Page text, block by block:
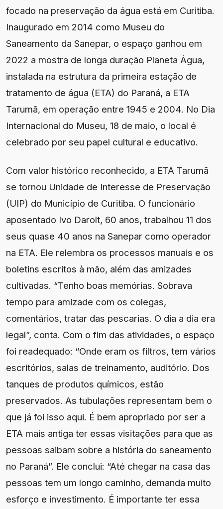
focado na preservação da água está em Curitiba.
Inaugurado em 2014 como Museu do
Saneamento da Sanepar, o espaço ganhou em
2022 a mostra de longa duração Planeta Água,
instalada na estrutura da primeira estação de
tratamento de água (ETA) do Paraná, a ETA
Tarumã, em operação entre 1945 e 2004. No Dia
Internacional do Museu, 18 de maio, o local é
celebrado por seu papel cultural e educativo.
Com valor histórico reconhecido, a ETA Tarumã
se tornou Unidade de Interesse de Preservação
(UIP) do Município de Curitiba. O funcionário
aposentado Ivo Darolt, 60 anos, trabalhou 11 dos
seus quase 40 anos na Sanepar como operador
na ETA. Ele relembra os processos manuais e os
boletins escritos à mão, além das amizades
cultivadas. “Tenho boas memórias. Sobrava
tempo para amizade com os colegas,
comentários, tratar das pescarias. O dia a dia era
legal”, conta. Com o fim das atividades, o espaço
foi readequado: “Onde eram os filtros, tem vários
escritórios, salas de treinamento, auditório. Dos
tanques de produtos químicos, estão
preservados. As tubulações representam bem o
que já foi isso aqui. É bem apropriado por ser a
ETA mais antiga ter essas visitações para que as
pessoas saibam sobre a história do saneamento
no Paraná”. Ele conclui: “Até chegar na casa das
pessoas tem um longo caminho, demanda muito
esforço e investimento. É importante ter essa